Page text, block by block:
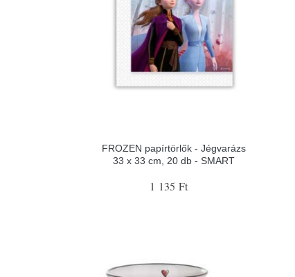
FROZEN papírtörlők - Jégvarázs
33 x 33 cm, 20 db - SMART
1 135 Ft